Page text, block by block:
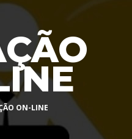
ON-LINE